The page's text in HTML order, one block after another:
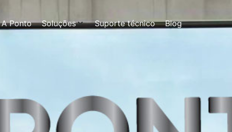
A Ponto Soluções Suporte técnico Blog